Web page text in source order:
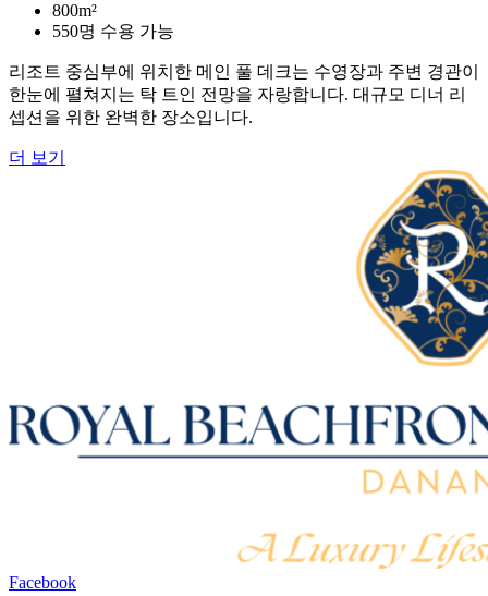
800m²
550명 수용 가능
리조트 중심부에 위치한 메인 풀 데크는 수영장과 주변 경관이
한눈에 펼쳐지는 탁 트인 전망을 자랑합니다. 대규모 디너 리
셉션을 위한 완벽한 장소입니다.
더 보기
Facebook